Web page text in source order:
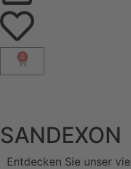
0
SANDEXON
Entdecken Sie unser